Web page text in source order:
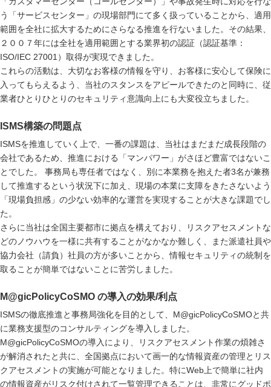
う「サービスセンター」の現場部門にて多く扱っていることから、適用
範囲を全社に拡大するためにさらなる推進を行ないました。その結果、
２００７年には全社を適用範囲とする業界初の認証（認証基準：
ISO/IEC 27001）取得が実現できました。
これらの活動は、大切なお客様の情報を守り、お客様に安心して保険に
入ってもらえるよう、当社のスタンスをアピールできたのと同時に、従
業者ひとりひとりのセキュリティ意識向上にも大変役立ちました。
ISMS構築の問題点
ISMSを推進していく上で、一番の課題は、当社はまだまだ成長段階の
会社であるため、推進における「マンパワー」がさほど豊富ではないこ
とでした。 事務局も専任者ではなく、別に本業務を抱えた者3名が兼務
して推進するという状況下に加え、現場の本業に支障をきたさないよう
「現場負担感」の少ない効率的な運営を実現することが大きな課題でし
た。
さらに当社は全国主要都市に拠点を構えており、リスクアセスメントな
どのノウハウを一様に共有することがなかなか難しく、また派遣社員や
協力会社（請負）社員の方が多いことから、情報セキュリティの統制を
取ることが簡単ではないことに苦労しました。
M@gicPolicyCoSMO の導入の効果/利点
ISMSの徹底推進と事務局強化を目的として、M@gicPolicyCoSMOと共
に業務支援型のコンサルティングを導入しました。
M@gicPolicyCoSMOの導入により、リスクアセスメント作業の煩雑さ
が解消されたと共に、全国拠点において画一的な情報資産の管理とリス
クアセスメントの実施が可能となりました。特にWeb上で簡単に社内
の情報資産がリスク付けされて一覧管理できることは、非常にグッドポ